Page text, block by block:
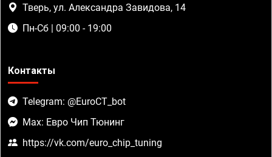
Тверь, ул. Александра Завидова, 14
Пн-Сб | 09:00 - 19:00
Контакты
Telegram: @EuroCT_bot
Max: Евро Чип Тюнинг
https://vk.com/euro_chip_tuning